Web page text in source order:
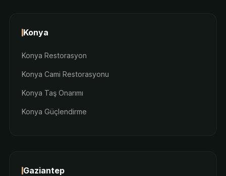
Konya
Konya Restorasyon
Konya Cami Restorasyonu
Konya Taş Onarımı
Konya Güçlendirme
Gaziantep